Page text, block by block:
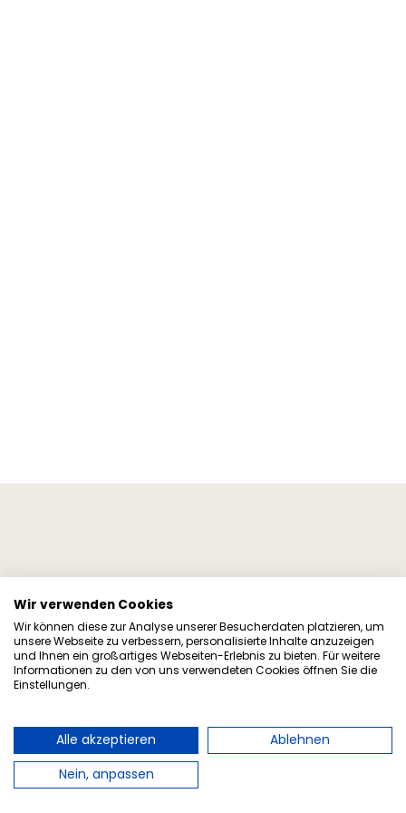
acht
Tourismus und Stadtmarketing Ratzeburg
Unter den Linden 1
23909 Ratzeburg
Telefon:+49 4541 8000-886
E-Mail:tourist-info@ratzeburg.de
Wir verwenden Cookies
Wir können diese zur Analyse unserer Besucherdaten platzieren, um
unsere Webseite zu verbessern, personalisierte Inhalte anzuzeigen
und Ihnen ein großartiges Webseiten-Erlebnis zu bieten. Für weitere
Informationen zu den von uns verwendeten Cookies öffnen Sie die
Einstellungen.
Alle akzeptieren
Ablehnen
Nein, anpassen